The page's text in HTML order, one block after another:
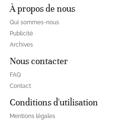
À propos de nous
Qui sommes-nous
Publicité
Archives
Nous contacter
FAQ
Contact
Conditions d'utilisation
Mentions légales